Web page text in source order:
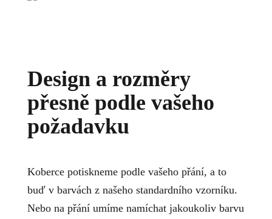
Design a rozměry
přesně podle vašeho
požadavku
Koberce potiskneme podle vašeho přání, a to
buď v barvách z našeho standardního vzorníku.
Nebo na přání umíme namíchat jakoukoliv barvu